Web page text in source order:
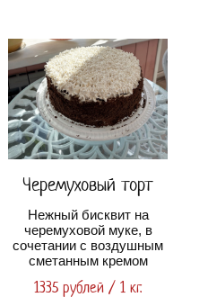
Черемуховый торт
Нежный бисквит на
черемуховой муке, в
сочетании с воздушным
сметанным кремом
1335 рублей / 1 кг.